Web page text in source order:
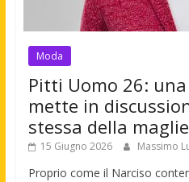
Moda
Pitti Uomo 26:
mette in
stessa della
15 Giugno 2026 Massimo
Proprio come il Narciso